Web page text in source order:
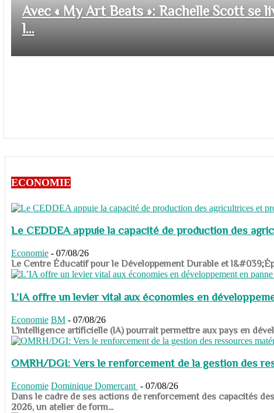
Avec « My Art Beats »: Rachelle Scott se
l...
ECONOMIE
Le CEDDEA appuie la capacité de production des
Economie - 07/08/26
​​​​​​​Le Centre Éducatif pour le Développement Durable et
L’IA offre un levier vital aux économies en
Economie BM - 07/08/26
​​​​​​​L’intelligence artificielle (IA) pourrait permettre aux pays en
OMRH/DGI: Vers le renforcement de la gestion des
Economie Dominique Domerçant - 07/08/26
Dans le cadre de ses actions de renforcement des capacités
2026, un atelier de form...